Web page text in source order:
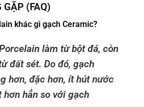
GẶP (FAQ)
khác gì gạch Ceramic?
làm từ bột đá, còn
đất sét. Do đó, gạch
hơn, đặc hơn, ít hút nước
hẳn so với gạch